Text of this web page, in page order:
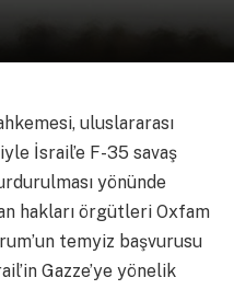
uluslararası
İsrail’e F-35 savaş
yönünde
hakları örgütleri Oxfam
temyiz başvurusu
Gazze’ye yönelik